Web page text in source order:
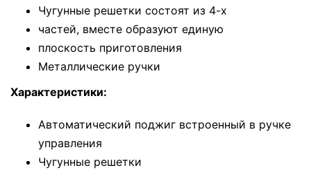
Чугунные решетки состоят из 4-х
частей, вместе образуют единую
плоскость приготовления
Металлические ручки
Характериcтики:
Автоматический поджиг встроенный в ручке
управления
Чугунные решетки